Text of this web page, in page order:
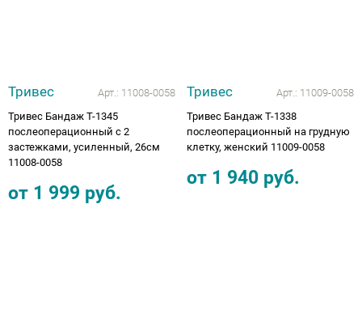
Тривес Арт.: 11008-0058
Тривес Бандаж Т-1345
послеоперационный c 2
застежками, усиленный, 26см
11008-0058
от 1 999 руб.
Тривес Арт.: 11009-0058
Тривес Бандаж Т-1338
послеоперационный на грудную
клетку, женский 11009-0058
от 1 940 руб.